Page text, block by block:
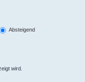
Absteigend
wird.